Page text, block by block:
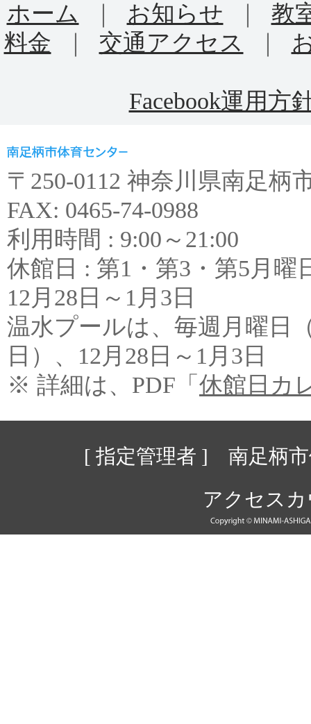
ホーム お知らせ
教
料金
交通アクセス
Facebook運用方
〒250-0112 神奈川県南足柄
FAX: 0465-74-0988
利用時間 : 9:00～21:00
休館日 : 第1・第3・第5月
12月28日～1月3日
温水プールは、毎週月曜日
日）、12月28日～1月3日
※ 詳細は、PDF「 休館日カ
[ 指定管理者 ] 南足柄
アクセスカ